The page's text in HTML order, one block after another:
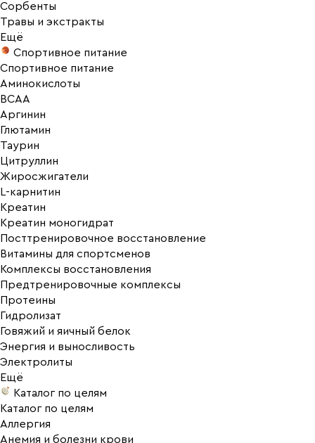
Сорбенты
Травы и экстракты
Ещё
Спортивное питание
Спортивное питание
Аминокислоты
BCAA
Аргинин
Глютамин
Таурин
Цитруллин
Жиросжигатели
L-карнитин
Креатин
Креатин моногидрат
Посттренировочное восстановление
Витамины для спортсменов
Комплексы восстановления
Предтренировочные комплексы
Протеины
Гидролизат
Говяжий и яичный белок
Энергия и выносливость
Электролиты
Ещё
Каталог по целям
Каталог по целям
Аллергия
Анемия и болезни крови